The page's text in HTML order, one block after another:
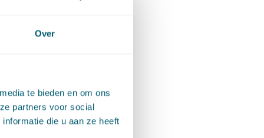
Over
te bieden en om ons
partners voor social
die u aan ze heeft
het